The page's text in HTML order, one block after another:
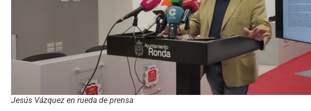
Jesús Vázquez en rueda de prensa